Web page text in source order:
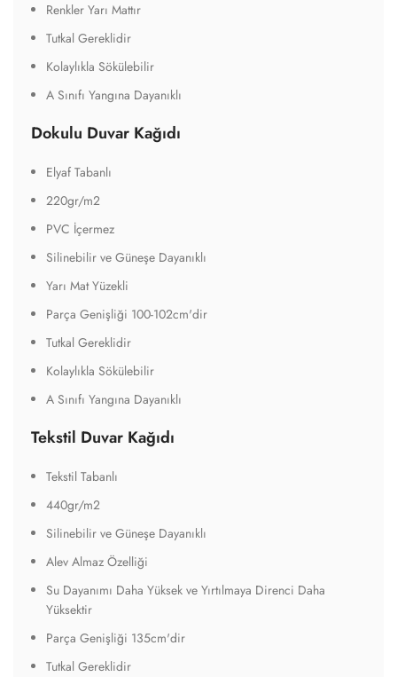
Renkler Yarı Mattır
Tutkal Gereklidir
Kolaylıkla Sökülebilir
A Sınıfı Yangına Dayanıklı
Dokulu Duvar Kağıdı
Elyaf Tabanlı
220gr/m2
PVC İçermez
Silinebilir ve Güneşe Dayanıklı
Yarı Mat Yüzekli
Parça Genişliği 100-102cm'dir
Tutkal Gereklidir
Kolaylıkla Sökülebilir
A Sınıfı Yangına Dayanıklı
Tekstil Duvar Kağıdı
Tekstil Tabanlı
440gr/m2
Silinebilir ve Güneşe Dayanıklı
Alev Almaz Özelliği
Su Dayanımı Daha Yüksek ve Yırtılmaya Direnci Daha
Yüksektir
Parça Genişliği 135cm'dir
Tutkal Gereklidir